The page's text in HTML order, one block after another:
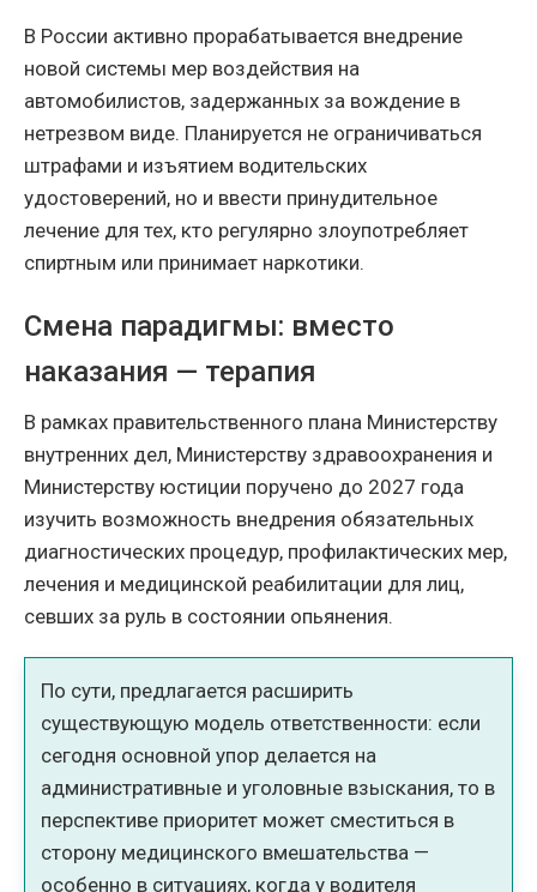
В России активно прорабатывается внедрение
новой системы мер воздействия на
автомобилистов, задержанных за вождение в
нетрезвом виде. Планируется не ограничиваться
штрафами и изъятием водительских
удостоверений, но и ввести принудительное
лечение для тех, кто регулярно злоупотребляет
спиртным или принимает наркотики.
Смена парадигмы: вместо
наказания — терапия
В рамках правительственного плана Министерству
внутренних дел, Министерству здравоохранения и
Министерству юстиции поручено до 2027 года
изучить возможность внедрения обязательных
диагностических процедур, профилактических мер,
лечения и медицинской реабилитации для лиц,
севших за руль в состоянии опьянения.
По сути, предлагается расширить
существующую модель ответственности: если
сегодня основной упор делается на
административные и уголовные взыскания, то в
перспективе приоритет может сместиться в
сторону медицинского вмешательства —
особенно в ситуациях, когда у водителя